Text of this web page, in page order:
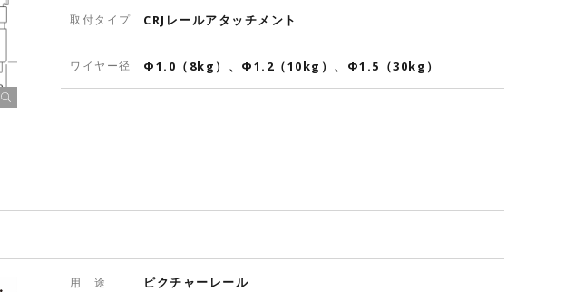
取付タイプ CRJレールアタッチメント
ワイヤー径 Φ1.0（8kg）、Φ1.2（10kg）、Φ1.5（30kg）
用 途 ピクチャーレール